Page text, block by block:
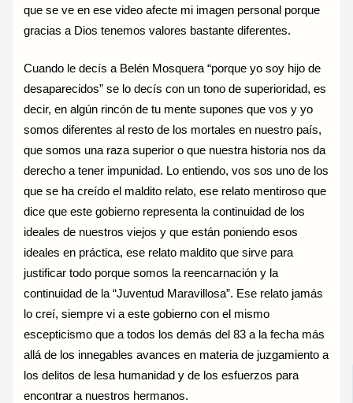
que se ve en ese video afecte mi imagen personal porque
gracias a Dios tenemos valores bastante diferentes.
Cuando le decís a Belén Mosquera “porque yo soy hijo de
desaparecidos” se lo decís con un tono de superioridad, es
decir, en algún rincón de tu mente supones que vos y yo
somos diferentes al resto de los mortales en nuestro país,
que somos una raza superior o que nuestra historia nos da
derecho a tener impunidad. Lo entiendo, vos sos uno de los
que se ha creído el maldito relato, ese relato mentiroso que
dice que este gobierno representa la continuidad de los
ideales de nuestros viejos y que están poniendo esos
ideales en práctica, ese relato maldito que sirve para
justificar todo porque somos la reencarnación y la
continuidad de la “Juventud Maravillosa”. Ese relato jamás
lo creí, siempre vi a este gobierno con el mismo
escepticismo que a todos los demás del 83 a la fecha más
allá de los innegables avances en materia de juzgamiento a
los delitos de lesa humanidad y de los esfuerzos para
encontrar a nuestros hermanos.